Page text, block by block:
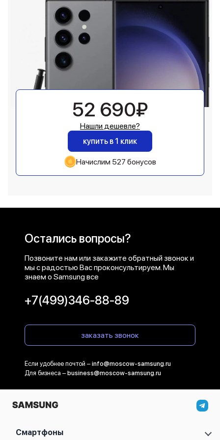
52 690₽
Нашли дешевле?
купить в 1 клик
Начислим 527 бонусов
Остались вопросы?
Позвоните нам или закажите обратный звонок и
мы с радостью Вас проконсультируем. Мы
знаем о Samsung все
+7(499)346-88-89
заказать звонок
Если удобнее почтой – info@moscow-samsung.ru
Для бизнеса – business@moscow-samsung.ru
Смартфоны